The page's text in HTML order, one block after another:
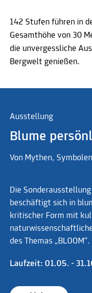
142 Stufen führen in
Gesamthöhe von 30
die unvergessliche
Bergwelt genießen.
Ausstellung
Blume
Von Mythen,
Die
beschäftigt sich in
kritischer Form mit
des Themas „BLOOM“.
Laufzeit: 01.05. -